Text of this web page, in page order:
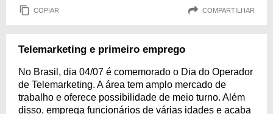
COPIAR COMPARTILHAR
Telemarketing e primeiro emprego
No Brasil, dia 04/07 é comemorado o Dia do Operador
de Telemarketing. A área tem amplo mercado de
trabalho e oferece possibilidade de meio turno. Além
disso, emprega funcionários de várias idades e acaba